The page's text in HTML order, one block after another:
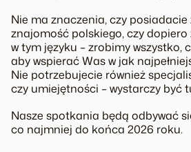
Nie ma znaczenia, czy
znajomość polskiego, czy
w tym języku – zrobimy wszystko,
aby wspierać Was w jak
Nie potrzebujecie również
czy umiejętności – wystarczy być
Nasze spotkania będą odbywać
co najmniej do końca 2026 roku.